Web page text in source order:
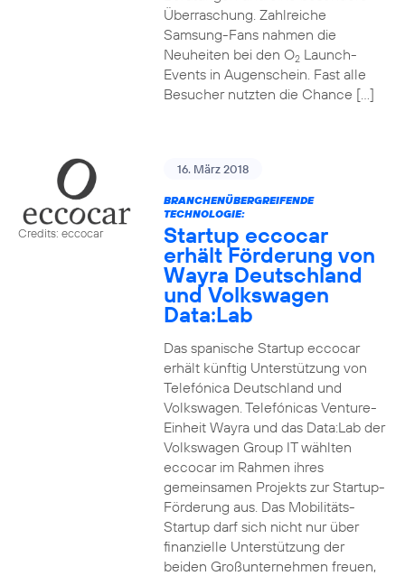
Überraschung. Zahlreiche
Samsung-Fans nahmen die
Neuheiten bei den O2Launch-
Events in Augenschein. Fast alle
Besucher nutzten die Chance […]
Credits: eccocar
16. März 2018
BRANCHENÜBERGREIFENDE
TECHNOLOGIE:
Startup eccocar
erhält Förderung von
Wayra Deutschland
und Volkswagen
Data:Lab
Das spanische Startup eccocar
erhält künftig Unterstützung von
Telefónica Deutschland und
Volkswagen. Telefónicas Venture-
Einheit Wayra und das Data:Lab der
Volkswagen Group IT wählten
eccocar im Rahmen ihres
gemeinsamen Projekts zur Startup-
Förderung aus. Das Mobilitäts-
Startup darf sich nicht nur über
finanzielle Unterstützung der
beiden Großunternehmen freuen,